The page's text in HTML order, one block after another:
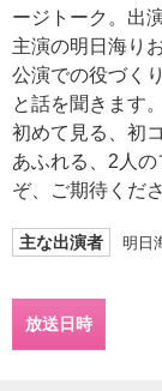
ージトーク。出
主演の明日海り
公演での役づく
と話を聞きます
初めて見る、初
あふれる、2人
ぞ、ご期待くだ
主な出演者 明日
放送日時